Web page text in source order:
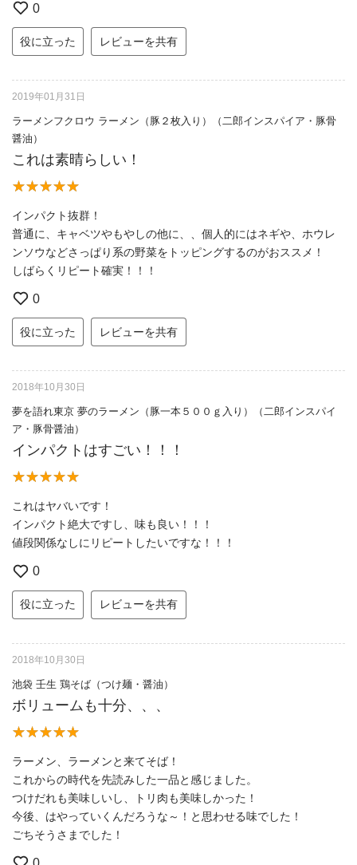
0
役に立った レビューを共有
2019年01月31日
ラーメンフクロウ ラーメン（豚２枚入り）（二郎インスパイア・豚骨
醤油）
これは素晴らしい！
インパクト抜群！
普通に、キャベツやもやしの他に、、個人的にはネギや、ホウレ
ンソウなどさっぱり系の野菜をトッピングするのがおススメ！
しばらくリピート確実！！！
0
役に立った レビューを共有
2018年10月30日
夢を語れ東京 夢のラーメン（豚一本５００ｇ入り）（二郎インスパイ
ア・豚骨醤油）
インパクトはすごい！！！
これはヤバいです！
インパクト絶大ですし、味も良い！！！
値段関係なしにリピートしたいですな！！！
0
役に立った レビューを共有
2018年10月30日
池袋 壬生 鶏そば（つけ麺・醤油）
ボリュームも十分、、、
ラーメン、ラーメンと来てそば！
これからの時代を先読みした一品と感じました。
つけだれも美味しいし、トリ肉も美味しかった！
今後、はやっていくんだろうな～！と思わせる味でした！
ごちそうさまでした！